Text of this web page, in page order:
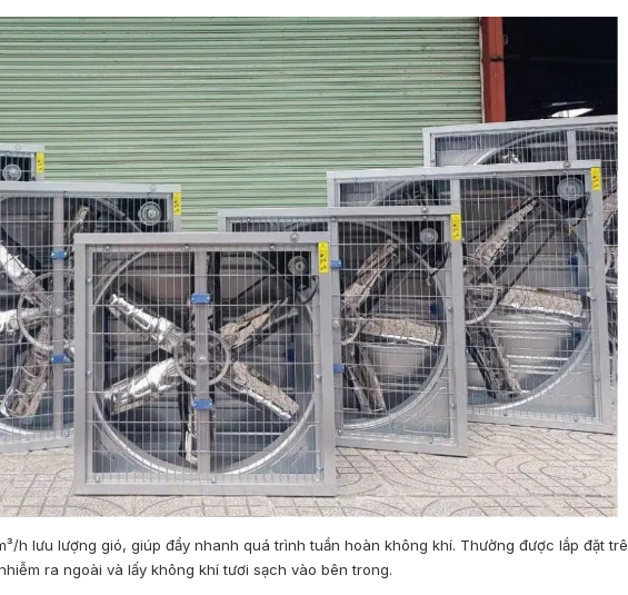
h lưu lượng gió, giúp đẩy nhanh quá trình tuần hoàn không khí. Thường được lắp đặt
ra ngoài và lấy không khí tươi sạch vào bên trong.